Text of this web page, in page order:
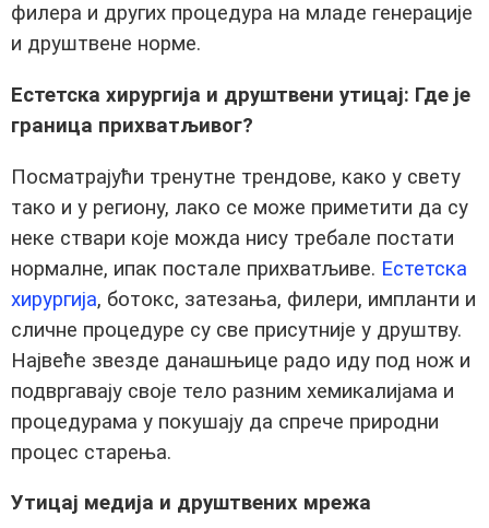
филера и других процедура на младе генерације
и друштвене норме.
Естетска хирургија и друштвени утицај: Где је
граница прихватљивог?
Посматрајући тренутне трендове, како у свету
тако и у региону, лако се може приметити да су
неке ствари које можда нису требале постати
нормалне, ипак постале прихватљиве. Естетска
хирургија, ботокс, затезања, филери, импланти и
сличне процедуре су све присутније у друштву.
Највеће звезде данашњице радо иду под нож и
подвргавају своје тело разним хемикалијама и
процедурама у покушају да спрече природни
процес старења.
Утицај медија и друштвених мрежа